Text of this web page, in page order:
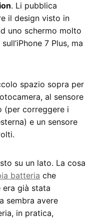
. Li pubblica
il design visto in
uno schermo molto
7 Plus, ma
spazio sopra per
al sensore
(per correggere i
e un sensore
su un lato. La cosa
batteria che
era già stata
sembra avere
in pratica,